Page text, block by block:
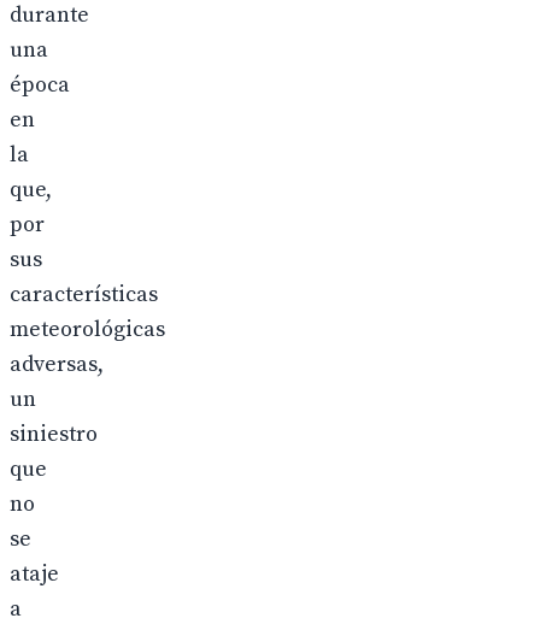
durante
una
época
en
la
que,
por
sus
características
meteorológicas
adversas,
un
siniestro
que
no
se
ataje
a